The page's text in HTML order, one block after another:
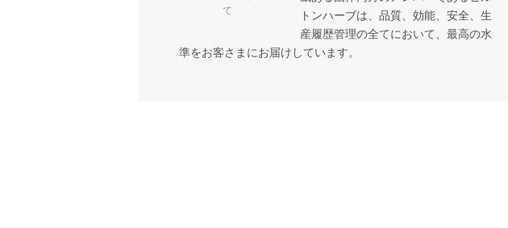
て
トンハーブは、品質、効能、安全、生
産履歴管理の全てにおいて、最高の水
準をお客さまにお届けしています。